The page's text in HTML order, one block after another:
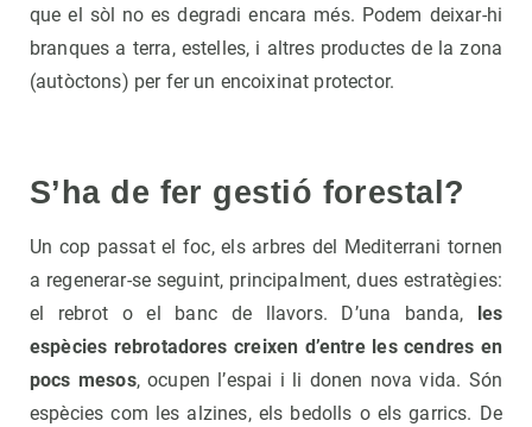
que el sòl no es degradi encara més. Podem deixar-hi
branques a terra, estelles, i altres productes de la zona
(autòctons) per fer un encoixinat protector.
S’ha de fer gestió forestal?
Un cop passat el foc, els arbres del Mediterrani tornen
a regenerar-se seguint, principalment, dues estratègies:
el rebrot o el banc de llavors. D’una banda,
les
espècies rebrotadores creixen d’entre les cendres en
pocs mesos, ocupen l’espai i li donen nova vida. Són
espècies com les alzines, els bedolls o els garrics. De